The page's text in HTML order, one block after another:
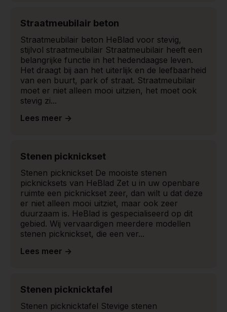
Straatmeubilair beton
Straatmeubilair beton HeBlad voor stevig,
stijlvol straatmeubilair Straatmeubilair heeft een
belangrijke functie in het hedendaagse leven.
Het draagt bij aan het uiterlijk en de leefbaarheid
van een buurt, park of straat. Straatmeubilair
moet er niet alleen mooi uitzien, het moet ook
stevig zi...
Lees meer ->
Stenen picknickset
Stenen picknickset De mooiste stenen
picknicksets van HeBlad Zet u in uw openbare
ruimte een picknickset zeer, dan wilt u dat deze
er niet alleen mooi uitziet, maar ook zeer
duurzaam is. HeBlad is gespecialiseerd op dit
gebied. Wij vervaardigen meerdere modellen
stenen picknickset, die een ver...
Lees meer ->
Stenen picknicktafel
Stenen picknicktafel Stevige stenen